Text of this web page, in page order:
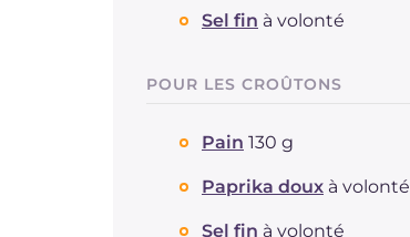
Sel fin à volonté
POUR LES CROÛTONS
Pain 130 g
Paprika doux à volonté
Sel fin à volonté